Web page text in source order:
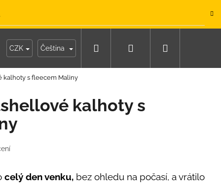
Moje objednávka
CZK Čeština Hledat Přihlášení
kalhoty s fleecem Maliny
kalhoty s
celý den venku, bez ohledu na počasí, a vrátilo